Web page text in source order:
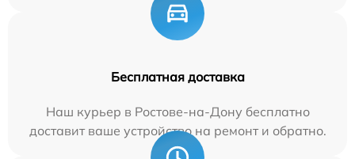
Бесплатная доставка
Наш курьер в Ростове-на-Дону бесплатно
доставит ваше устройство на ремонт и обратно.